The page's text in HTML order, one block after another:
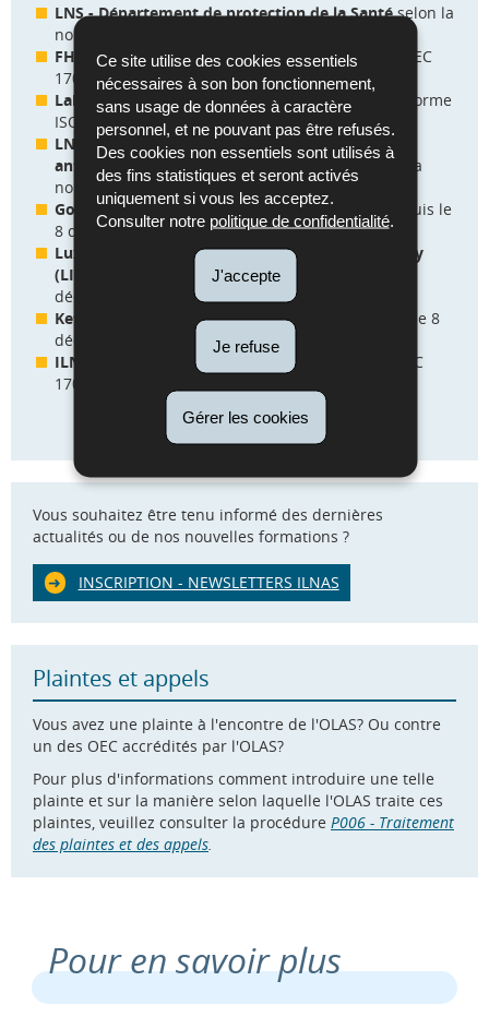
Ce site utilise des cookies essentiels
nécessaires à son bon fonctionnement,
sans usage de données à caractère
personnel, et ne pouvant pas être refusés.
Des cookies non essentiels sont utilisés à
des fins statistiques et seront activés
uniquement si vous les acceptez.
Consulter notre politique de confidentialité.
J'accepte
Je refuse
Gérer les cookies
LNS - Département de protection de la Santéselon la
norme ISO 15189 depuis le 13 juillet 2026
FHL - Service de dosimétrieselon la norme ISO/IEC
17025 depuis le 15 juin 2026
Laboratoires Réunis Luxembourg S.A.selon la norme
ISO 15189 depuis le 27 avril 2026
LNS - Service de bactériologie, mycologie,
antibiorésistance et hygiène hospitalièreselon la
norme ISO 15189 depuis le 19 janvier 2026
Goodyear S.A.selon la norme ISO/IEC 17025 depuis le
8 décembre 2025
Luxembourg Institute of Science and Technology
(LIST)
selon la norme ISO/IEC 17025 depuis le 8
décembre 2025
Ketterthill S.A.
selon la norme ISO 15189 depuis le 8
décembre 2025
ILNAS Laboratoire - Essais
selon la norme ISO/IEC
17025 depuis le 8 décembre 2025
Vous souhaitez être tenu informé des dernières
actualités ou de nos nouvelles formations ?
INSCRIPTION - NEWSLETTERS ILNAS
Plaintes et appels
Vous avez une plainte à l'encontre de l'OLAS? Ou contre
un des OEC accrédités par l'OLAS?
Pour plus d'informations comment introduire une telle
plainte et sur la manière selon laquelle l'OLAS traite ces
plaintes, veuillez consulter la procédure P006 - Traitement
des plaintes et des appels
Pour en savoir plus